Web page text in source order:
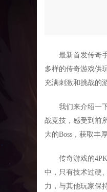
最新首发传奇
多样的传奇游戏供
充满刺激和挑战的
我们来介绍一
战竞技，感受到前
大的Boss，获取丰
传奇游戏的
中，只有技术过硬
力，与其他玩家保